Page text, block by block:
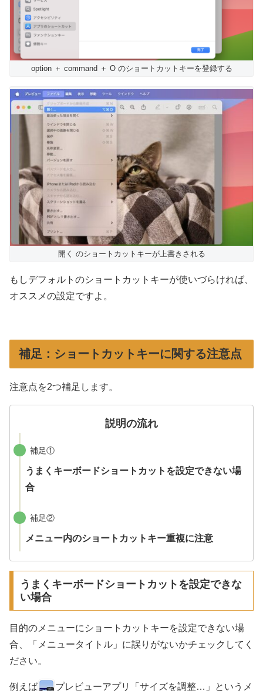
option ＋ command ＋ O のショートカットキーを登録する
開く のショートカットキーが上書きされる
もしデフォルトのショートカットキーが使いづらければ、
オススメの設定ですよ。
補足：ショートカットキーに関する注意点
注意点を2つ補足します。
説明の流れ
補足①
うまくキーボードショートカットを設定できない場
合
補足②
メニュー内のショートカットキー重複に注意
うまくキーボードショートカットを設定できな
い場合
目的のメニューにショートカットキーを設定できない場
合、「メニュータイトル」に誤りがないかチェックしてく
ださい。
例えば プレビューアプリ「サイズを調整…」というメ